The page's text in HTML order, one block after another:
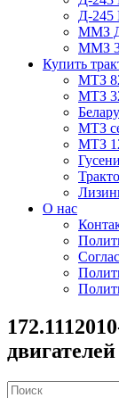
Д-
ММЗ
ММЗ
Купить
МТЗ
МТЗ
МТЗ
МТЗ
О нас